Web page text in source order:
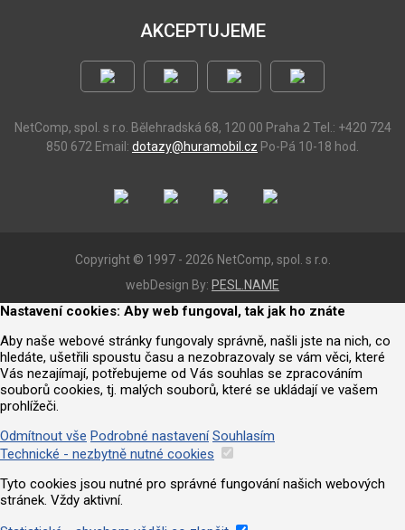
AKCEPTUJEME
NetComp, spol. s r.o. Bělehradská 68, 120 00 Praha 2 Tel.: +420 724
850 672 Email: dotazy@huramobil.cz Po-Pá 10-18 hod.
Copyright © 1997 - 2026 NetComp, spol. s r.o.
webDesign By: PESL.NAME
Nastavení cookies: Aby web fungoval, tak jak ho znáte
Aby naše webové stránky fungovaly správně, našli jste na nich, co
hledáte, ušetřili spoustu času a nezobrazovaly se vám věci, které
Vás nezajímají, potřebujeme od Vás souhlas se zpracováním
souborů cookies, tj. malých souborů, které se ukládají ve vašem
prohlížeči.
Odmítnout vše Podrobné nastavení Souhlasím
Technické - nezbytně nutné cookies
Tyto cookies jsou nutné pro správné fungování našich webových
stránek. Vždy aktivní.